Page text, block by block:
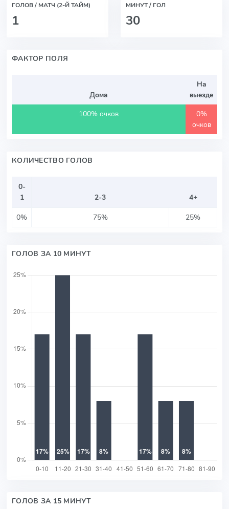
ГОЛОВ / МАТЧ (2-Й ТАЙМ)
1
МИНУТ / ГОЛ
30
ФАКТОР ПОЛЯ
Дома
На
выезде
100% очков
0%
очков
КОЛИЧЕСТВО ГОЛОВ
0-
1
2-3
4+
0%
75% 25%
ГОЛОВ ЗА 10 МИНУТ
ГОЛОВ ЗА 15 МИНУТ